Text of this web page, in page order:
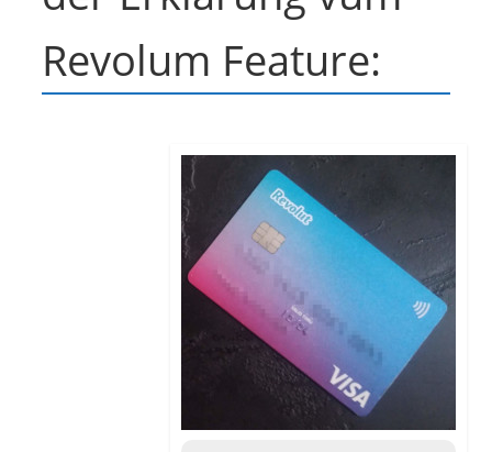
Revolum Feature: